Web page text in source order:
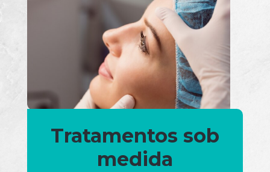
Tratamentos sob
medida